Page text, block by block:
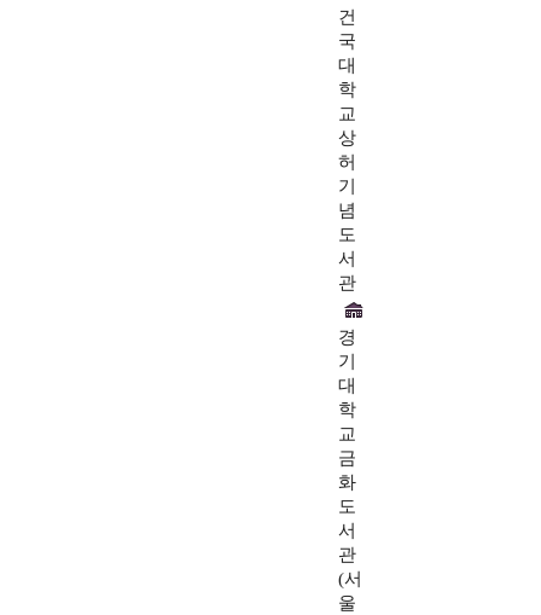
건
국
대
학
교
상
허
기
념
도
서
관
경
기
대
학
교
금
화
도
서
관
(서
울